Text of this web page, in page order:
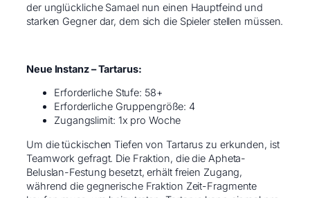
der unglückliche Samael nun einen Hauptfeind und
starken Gegner dar, dem sich die Spieler stellen müssen.
Neue Instanz – Tartarus:
Erforderliche Stufe: 58+
Erforderliche Gruppengröße: 4
Zugangslimit: 1x pro Woche
Um die tückischen Tiefen von Tartarus zu erkunden, ist
Teamwork gefragt. Die Fraktion, die die Apheta-
Beluslan-Festung besetzt, erhält freien Zugang,
während die gegnerische Fraktion Zeit-Fragmente